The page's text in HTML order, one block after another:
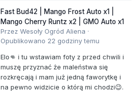
Fast Bud42 | Mango Frost Auto x1 |
Mango Cherry Runtz x2 | GMO Auto x1
Przez Wesoły Ogród Aliena ·
Opublikowano 22 godziny temu
Elo👊 i tu wstawiam foty z przed chwili i
muszę przyznać że maleństwa się
rozkręcają i mam już jedną faworytkę i
na pewno widzicie o którą mi chodzi😉.